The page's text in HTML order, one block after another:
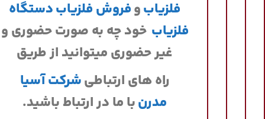
فلزیابوفروش فلزیابدستگاه
فلزیاب خود چه به صورت حضوری و
غیر حضوری میتوانید از طریق
راه های ارتباطیشرکت آسیا
مدرنبا ما در ارتباط باشید.